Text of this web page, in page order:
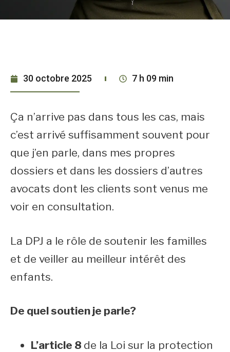
30 octobre 2025 7 h 09 min
Ça n’arrive pas dans tous les cas, mais
c’est arrivé suffisamment souvent pour
que j’en parle, dans mes propres
dossiers et dans les dossiers d’autres
avocats dont les clients sont venus me
voir en consultation.
La DPJ a le rôle de soutenir les familles
et de veiller au meilleur intérêt des
enfants.
De quel soutien je parle?
L’article 8 de la Loi sur la protection